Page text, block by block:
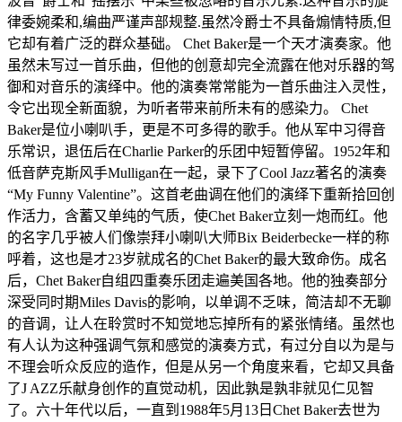
律委婉柔和,编曲严谨声部规整.虽然冷爵士不具备煽情特质,但
它却有着广泛的群众基础。 Chet Baker是一个天才演奏家。他
虽然未写过一首乐曲，但他的创意却完全流露在他对乐器的驾
御和对音乐的演绎中。他的演奏常常能为一首乐曲注入灵性，
令它出现全新面貌，为听者带来前所未有的感染力。 Chet
Baker是位小喇叭手，更是不可多得的歌手。他从军中习得音
乐常识，退伍后在Charlie Parker的乐团中短暂停留。1952年和
低音萨克斯风手Mulligan在一起，录下了Cool Jazz著名的演奏
“My Funny Valentine”。这首老曲调在他们的演绎下重新拾回创
作活力，含蓄又单纯的气质，使Chet Baker立刻一炮而红。他
的名字几乎被人们像崇拜小喇叭大师Bix Beiderbecke一样的称
呼着，这也是才23岁就成名的Chet Baker的最大致命伤。成名
后，Chet Baker自组四重奏乐团走遍美国各地。他的独奏部分
深受同时期Miles Davis的影响，以单调不乏味，简洁却不无聊
的音调，让人在聆赏时不知觉地忘掉所有的紧张情绪。虽然也
有人认为这种强调气氛和感觉的演奏方式，有过分自以为是与
不理会听众反应的造作，但是从另一个角度来看，它却又具备
了J AZZ乐献身创作的直觉动机，因此孰是孰非就见仁见智
了。六十年代以后，一直到1988年5月13日Chet Baker去世为